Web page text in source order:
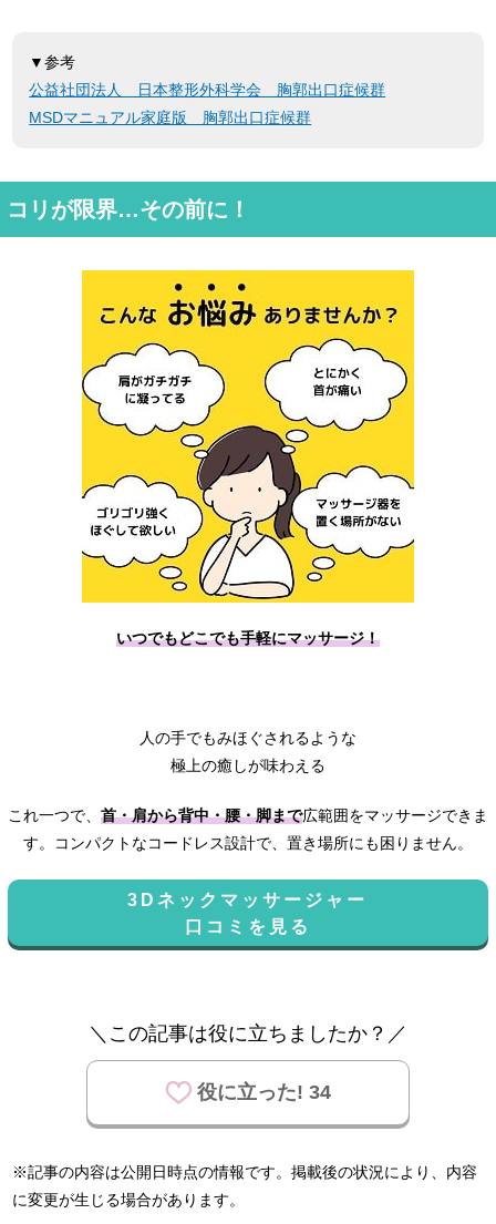
▼参考
公益社団法人 日本整形外科学会 胸郭出口症候群
MSDマニュアル家庭版 胸郭出口症候群
コリが限界…その前に！
いつでもどこでも手軽にマッサージ！
人の手でもみほぐされるような
極上の癒しが味わえる
これ一つで、 首・肩から背中・腰・脚まで広範囲をマッサージできま
す。コンパクトなコードレス設計で、置き場所にも困りません。
3Dネックマッサージャー
口コミを見る
＼この記事は役に立ちましたか？／
役に立った! 34
※記事の内容は公開日時点の情報です。掲載後の状況により、内容
に変更が生じる場合があります。